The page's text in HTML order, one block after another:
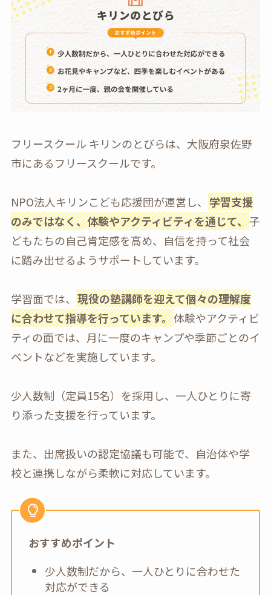
フリースクール キリンのとびらは、大阪府泉佐野
市にあるフリースクールです。
NPO法人キリンこども応援団が運営し、 学習支援
のみではなく、体験やアクティビティを通じて、子
どもたちの自己肯定感を高め、自信を持って社会
に踏み出せるようサポートしています。
学習面では、 現役の塾講師を迎えて個々の理解度
に合わせて指導を行っています。体験やアクティビ
ティの面では、月に一度のキャンプや季節ごとのイ
ベントなどを実施しています。
少人数制（定員15名）を採用し、一人ひとりに寄
り添った支援を行っています。
また、出席扱いの認定協議も可能で、自治体や学
校と連携しながら柔軟に対応しています。
おすすめポイント
少人数制だから、一人ひとりに合わせた
対応ができる